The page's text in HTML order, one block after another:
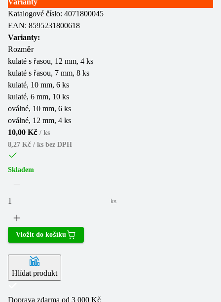
Varianty
Katalogové číslo: 4071800045
EAN: 8595231800618
Varianty:
Rozměr
kulaté s řasou, 12 mm, 4 ks
kulaté s řasou, 7 mm, 8 ks
kulaté, 10 mm, 6 ks
kulaté, 6 mm, 10 ks
oválné, 10 mm, 6 ks
oválné, 12 mm, 4 ks
10,00 Kč / ks
8,27 Kč / ks bez DPH
Skladem
ks
Vložit do košíku
Hlídat produkt
Doprava zdarma od 3 000 Kč